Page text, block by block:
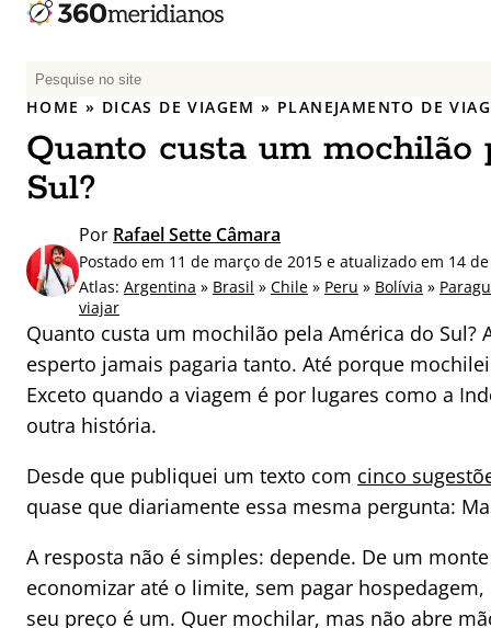
P
e
q
u
i
a
r
o
r
:
HOME » DICAS DE VIAGEM » PLANEJAMENTO DE
Quanto custa um mochilão
Sul?
Por Rafael Sette Câmara
Postado em 11 de março de 2015 e atualizado em 14
Atlas: Argentina » Brasil » Chile » Peru » Bolívia »
viajar
Quanto custa um mochilão pela América do
esperto jamais pagaria tanto. Até porque
Exceto quando a viagem é por lugares como a
outra história.
Desde que publiquei um texto com cinco
quase que diariamente essa mesma pergunta:
A resposta não é simples: depende. De um
economizar até o limite, sem pagar
seu preço é um. Quer mochilar, mas não abre